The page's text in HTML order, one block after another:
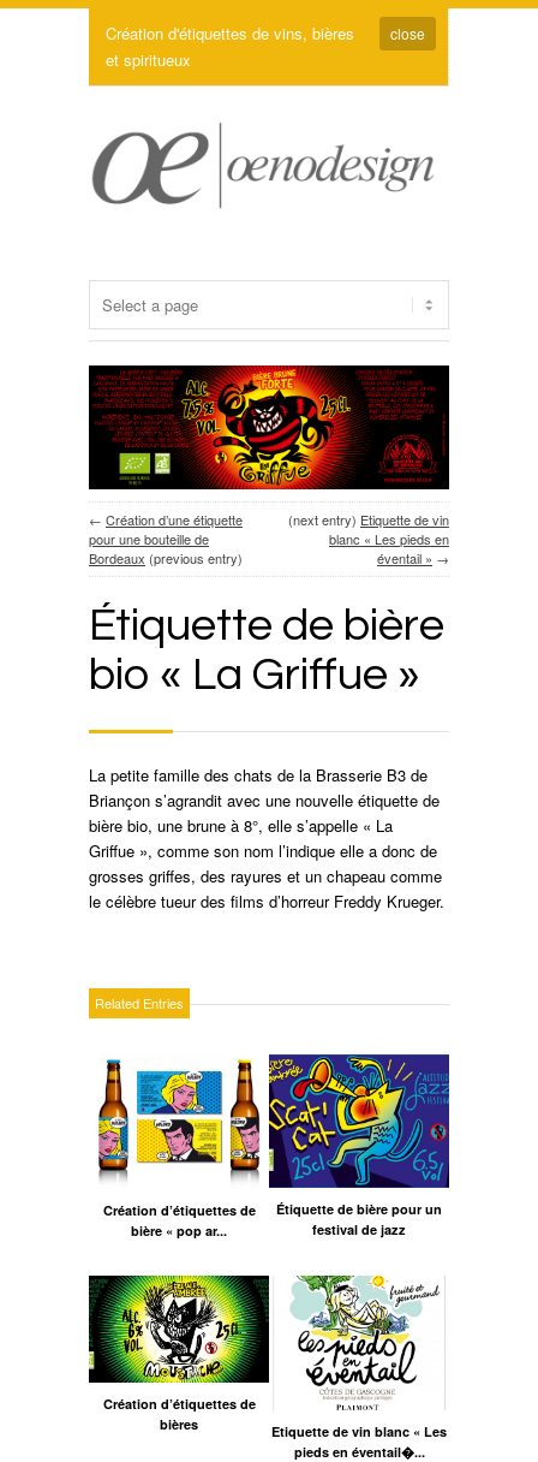
Création d'étiquettes de vins, bières
et spiritueux
close
← Création d’une étiquette
pour une bouteille de
Bordeaux (previous entry)
(next entry) Etiquette de vin
blanc « Les pieds en
éventail » →
Étiquette de bière
bio « La Griffue »
La petite famille des chats de la Brasserie B3 de
Briançon s’agrandit avec une nouvelle étiquette de
bière bio, une brune à 8°, elle s’appelle « La
Griffue », comme son nom l’indique elle a donc de
grosses griffes, des rayures et un chapeau comme
le célèbre tueur des films d’horreur Freddy Krueger.
Related Entries
Création d’étiquettes de
bière « pop ar...
Étiquette de bière pour un
festival de jazz
Création d’étiquettes de
bières
Etiquette de vin blanc « Les
pieds en éventail�...